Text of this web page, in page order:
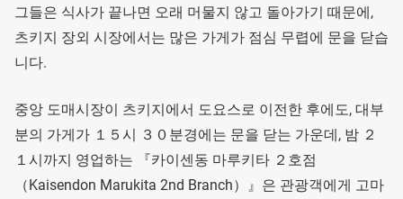
그들은 식사가 끝나면 오래 머물지 않고 돌아가기 때문에,
츠키지 장외 시장에서는 많은 가게가 점심 무렵에 문을 닫습
니다.
중앙 도매시장이 츠키지에서 도요스로 이전한 후에도, 대부
분의 가게가 １５시 ３０분경에는 문을 닫는 가운데, 밤 ２
１시까지 영업하는 『카이센동 마루키타 ２호점
（Kaisendon Marukita 2nd Branch）』은 관광객에게 고마